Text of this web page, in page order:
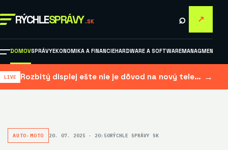
RÝCHLESPRÁVY .SK ⌕ ↗
DOMOVSPRÁVYEKONOMIKA A FINANCIEHARDWARE A SOFTWAREMANAGMENT A
Rozbitý displej ešte nie je dôvod na nový telefón: kedy sa oprava elektroniky naozaj oplatí →
AUTO-MOTO 20. 07. 2025 · 20:50RÝCHLE SPRÁVY SK